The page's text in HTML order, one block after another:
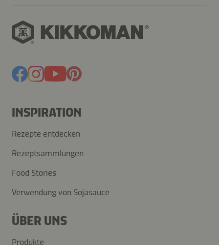
INSPIRATION
Rezepte entdecken
Rezeptsammlungen
Food Stories
Verwendung von Sojasauce
ÜBER UNS
Produkte